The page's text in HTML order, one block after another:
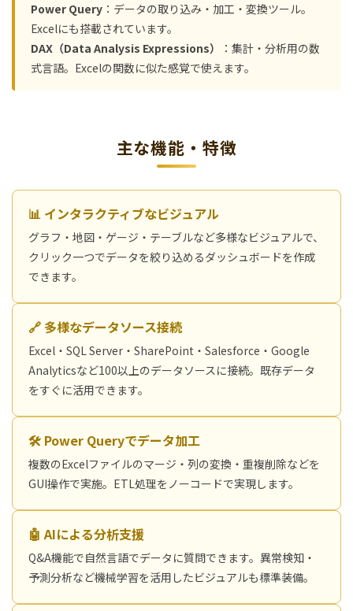
Power Query ：データの取り込み・加工・変換ツール。
Excelにも搭載されています。
DAX（Data Analysis Expressions）
：集計・分析用の数
式言語。Excelの関数に似た感覚で使えます。
主な機能・特徴
📊 インタラクティブなビジュアル
グラフ・地図・ゲージ・テーブルなど多様なビジュアルで、
クリック一つでデータを絞り込めるダッシュボードを作成
できます。
🔗 多様なデータソース接続
Excel・SQL Server・SharePoint・Salesforce・Google
Analyticsなど100以上のデータソースに接続。既存データ
をすぐに活用できます。
🛠 Power Queryでデータ加工
複数のExcelファイルのマージ・列の変換・重複削除などを
GUI操作で実施。ETL処理をノーコードで実現します。
🤖 AIによる分析支援
Q&A機能で自然言語でデータに質問できます。異常検知・
予測分析など機械学習を活用したビジュアルも標準装備。